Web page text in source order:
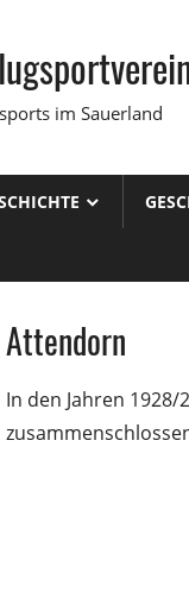
im Sauerland
Attendorn
In den Jahren